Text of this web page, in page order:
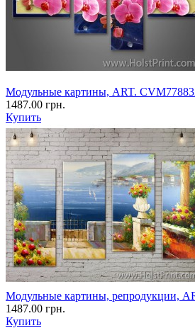
Модульные картины, ART.
1487.00 грн.
Купить
Модульные картины, репродукции,
1487.00 грн.
Купить